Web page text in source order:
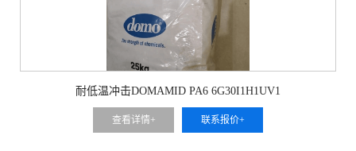
耐低温冲击DOMAMID PA6 6G30I1H1UV1
查看详情+ 联系报价+